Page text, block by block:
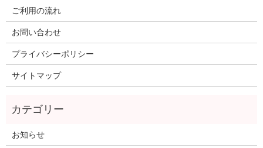
ご利用の流れ
お問い合わせ
プライバシーポリシー
サイトマップ
お知らせ